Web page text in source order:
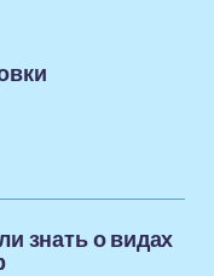
знать о видах